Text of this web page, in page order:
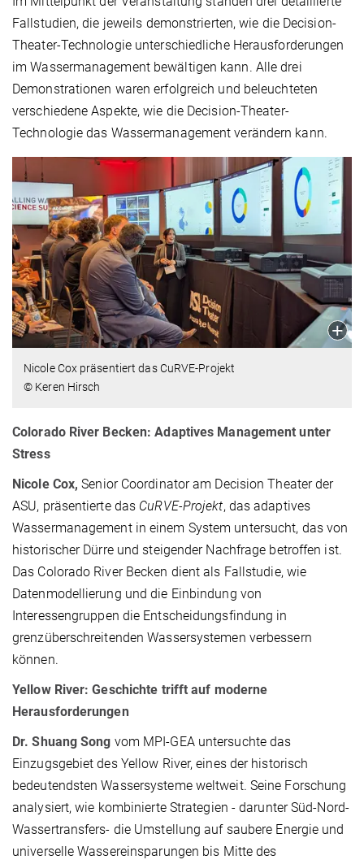
Fallstudien, die jeweils demonstrierten, wie die Decision-
Theater-Technologie unterschiedliche Herausforderungen
im Wassermanagement bewältigen kann. Alle drei
Demonstrationen waren erfolgreich und beleuchteten
verschiedene Aspekte, wie die Decision-Theater-
Technologie das Wassermanagement verändern kann.
Nicole Cox präsentiert das CuRVE-Projekt
© Keren Hirsch
Colorado River Becken: Adaptives Management unter
Stress
Nicole Cox,Senior Coordinator am Decision Theater der
ASU, präsentierte das CuRVE-Projekt, das adaptives
Wassermanagement in einem System untersucht, das von
historischer Dürre und steigender Nachfrage betroffen ist.
Das Colorado River Becken dient als Fallstudie, wie
Datenmodellierung und die Einbindung von
Interessengruppen die Entscheidungsfindung in
grenzüberschreitenden Wassersystemen verbessern
können.
Yellow River: Geschichte trifft auf moderne
Herausforderungen
Dr. Shuang Song vom MPI-GEA untersuchte das
Einzugsgebiet des Yellow River, eines der historisch
bedeutendsten Wassersysteme weltweit. Seine Forschung
analysiert, wie kombinierte Strategien - darunter Süd-Nord-
Wassertransfers- die Umstellung auf saubere Energie und
universelle Wassereinsparungen bis Mitte des